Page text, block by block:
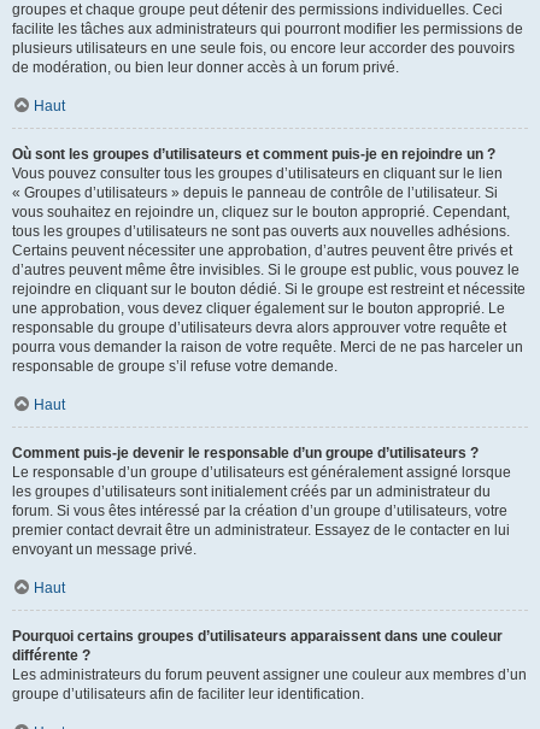
groupes et chaque groupe peut détenir des permissions individuelles. Ceci
facilite les tâches aux administrateurs qui pourront modifier les permissions de
plusieurs utilisateurs en une seule fois, ou encore leur accorder des pouvoirs
de modération, ou bien leur donner accès à un forum privé.
Haut
Où sont les groupes d’utilisateurs et comment puis-je en rejoindre un ?
Vous pouvez consulter tous les groupes d’utilisateurs en cliquant sur le lien
« Groupes d’utilisateurs » depuis le panneau de contrôle de l’utilisateur. Si
vous souhaitez en rejoindre un, cliquez sur le bouton approprié. Cependant,
tous les groupes d’utilisateurs ne sont pas ouverts aux nouvelles adhésions.
Certains peuvent nécessiter une approbation, d’autres peuvent être privés et
d’autres peuvent même être invisibles. Si le groupe est public, vous pouvez le
rejoindre en cliquant sur le bouton dédié. Si le groupe est restreint et nécessite
une approbation, vous devez cliquer également sur le bouton approprié. Le
responsable du groupe d’utilisateurs devra alors approuver votre requête et
pourra vous demander la raison de votre requête. Merci de ne pas harceler un
responsable de groupe s’il refuse votre demande.
Haut
Comment puis-je devenir le responsable d’un groupe d’utilisateurs ?
Le responsable d’un groupe d’utilisateurs est généralement assigné lorsque
les groupes d’utilisateurs sont initialement créés par un administrateur du
forum. Si vous êtes intéressé par la création d’un groupe d’utilisateurs, votre
premier contact devrait être un administrateur. Essayez de le contacter en lui
envoyant un message privé.
Haut
Pourquoi certains groupes d’utilisateurs apparaissent dans une couleur
différente ?
Les administrateurs du forum peuvent assigner une couleur aux membres d’un
groupe d’utilisateurs afin de faciliter leur identification.